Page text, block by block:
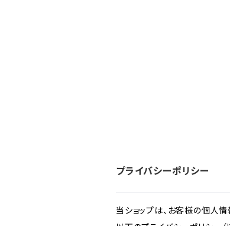
プライバシーポリシー
当ショップは、お客様の個人